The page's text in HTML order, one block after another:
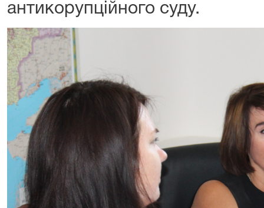
антикорупційного суду.